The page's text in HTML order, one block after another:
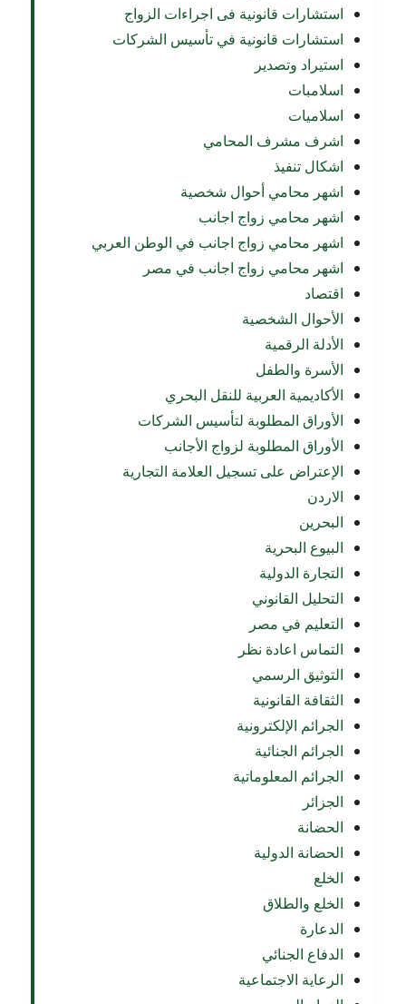
استشارات قانونية فى اجراءات الزواج
استشارات قانونية في تأسيس الشركات
استيراد وتصدير
اسلامبات
اسلاميات
اشرف مشرف المحامي
اشكال تنفيذ
اشهر محامي أحوال شخصية
اشهر محامي زواج اجانب
اشهر محامي زواج اجانب في الوطن العربي
اشهر محامي زواج اجانب في مصر
اقتصاد
الأحوال الشخصية
الأدلة الرقمية
الأسرة والطفل
الأكاديمية العربية للنقل البحري
الأوراق المطلوبة لتأسيس الشركات
الأوراق المطلوبة لزواج الأجانب
الإعتراض على تسجيل العلامة التجارية
الاردن
البحرين
البيوع البحرية
التجارة الدولية
التحليل القانوني
التعليم في مصر
التماس اعادة نظر
التوثيق الرسمي
الثقافة القانونية
الجرائم الإلكترونية
الجرائم الجنائية
الجرائم المعلوماتية
الجزائر
الحضانة
الحضانة الدولية
الخلع
الخلع والطلاق
الدعارة
الدفاع الجنائي
الرعاية الاجتماعية